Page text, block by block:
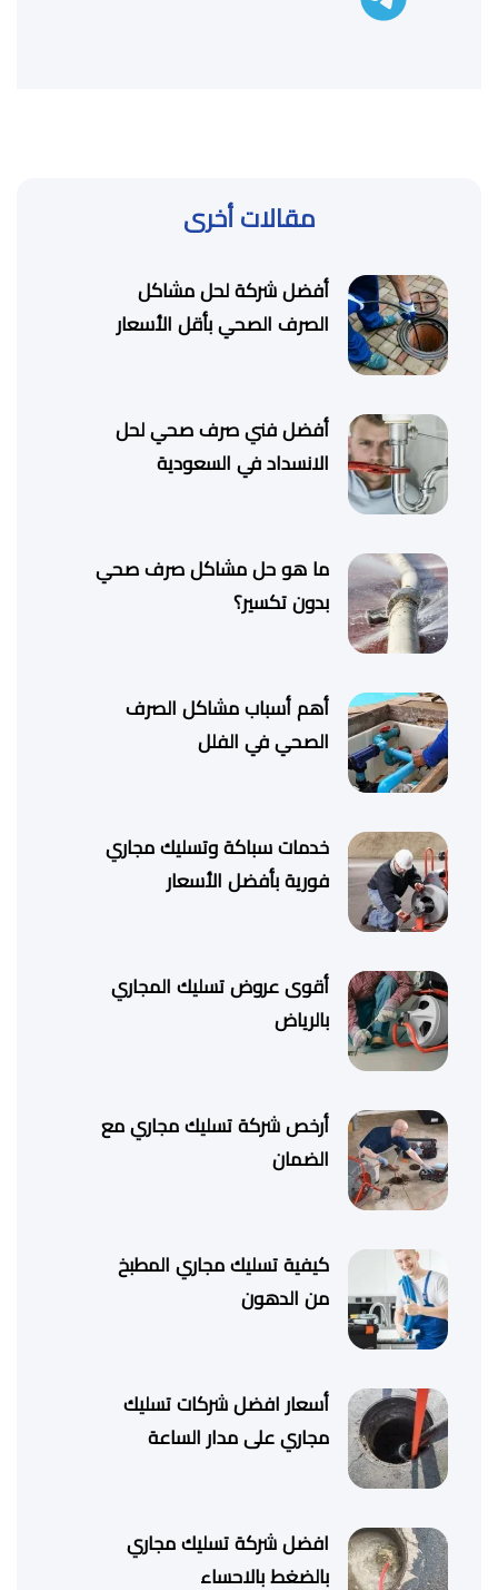
مقالات أخرى
أفضل شركة لحل مشاكل
الصرف الصحي بأقل الأسعار
أفضل فني صرف صحي لحل
الانسداد في السعودية
ما هو حل مشاكل صرف صحي
بدون تكسير؟
أهم أسباب مشاكل الصرف
الصحي في الفلل
خدمات سباكة وتسليك مجاري
فورية بأفضل الأسعار
أقوى عروض تسليك المجاري
بالرياض
أرخص شركة تسليك مجاري مع
الضمان
كيفية تسليك مجاري المطبخ
من الدهون
أسعار افضل شركات تسليك
مجاري على مدار الساعة
افضل شركة تسليك مجاري
بالضغط بالاحساء